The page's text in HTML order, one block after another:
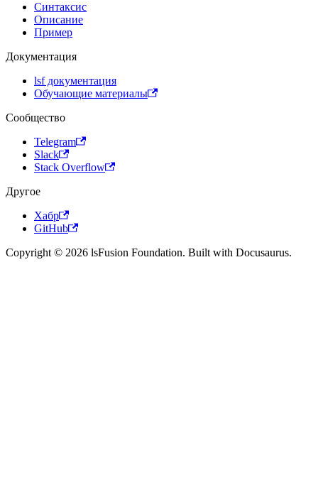
Синтаксис
Описание
Пример
Документация
lsf документация
Обучающие материалы
Сообщество
Telegram
Slack
Stack Overflow
Другое
Хабр
GitHub
Copyright © 2026 lsFusion Foundation. Built with Docusaurus.